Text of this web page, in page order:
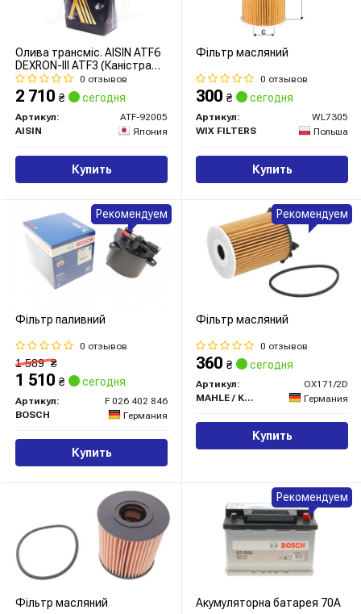
Олива трансміс. AISIN ATF6
DEXRON-III ATF3 (Каністра
5л)
0 отзывов
2 710 ₴ сегодня
Артикул:
ATF-92005
AISIN
Япония
Купить
Фільтр масляний
0 отзывов
300 ₴ сегодня
Артикул:
WL7305
WIX FILTERS
Польша
Купить
Фільтр паливний
0 отзывов
1 589₴
1 510 ₴ сегодня
Артикул:
F 026 402 846
BOSCH
Германия
Купить
Рекомендуем
Фільтр масляний
0 отзывов
360 ₴ сегодня
Артикул:
OX171/2D
MAHLE / KNECHT
Германия
Купить
Рекомендуем
Фільтр масляний Акумуляторна батарея 70А
Рекомендуем